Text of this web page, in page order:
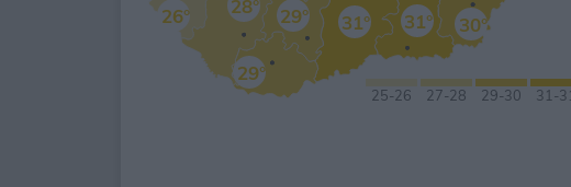
30°
28°
31°
29°
31°
29°
26°
25-26 27-28 29-30 31-